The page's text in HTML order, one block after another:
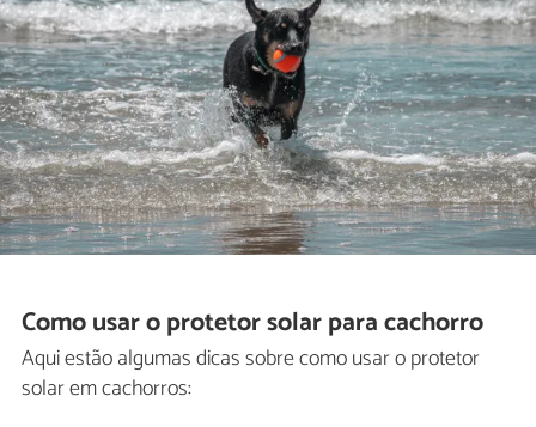
Como usar o protetor solar para cachorro
Aqui estão algumas dicas sobre como usar o protetor
solar em cachorros: